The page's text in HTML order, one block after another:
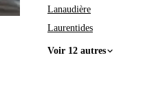
Lanaudière
Laurentides
Voir 12 autres